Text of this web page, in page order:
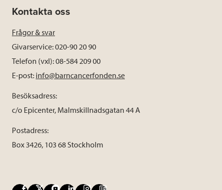
Kontakta oss
Frågor & svar
Givarservice: 020-90 20 90
Telefon (vxl): 08-584 209 00
E-post: info@barncancerfonden.se
Besöksadress:
c/o Epicenter, Malmskillnadsgatan 44 A
Postadress:
Box 3426, 103 68 Stockholm